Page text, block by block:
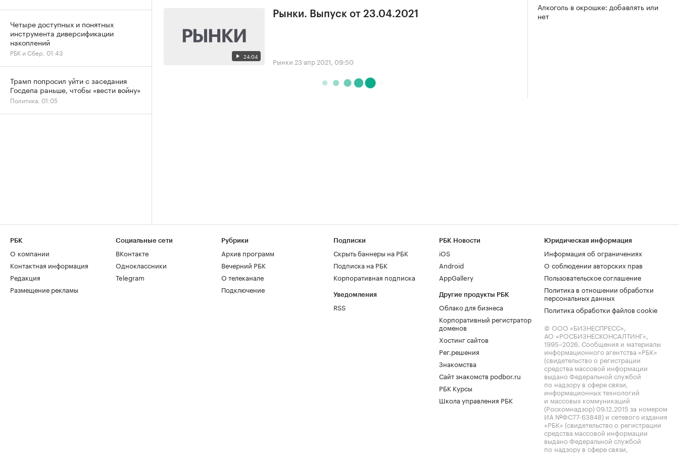
24:04
Рынки. Выпуск от 23.04.2021
Рынки 23 апр 2021, 09:50
Алкоголь в окрошке: добавлять или
нет
Четыре доступных и понятных
инструмента диверсификации
накоплений
РБК и Сбер, 01:43
Трамп попросил уйти с заседания
Госдепа раньше, чтобы «вести войну»
Политика, 01:05
РБК
О компании
Контактная информация
Редакция
Размещение рекламы
Социальные сети
ВКонтакте
Одноклассники
Telegram
Рубрики
Архив программ
Вечерний РБК
О телеканале
Подключение
Подписки
Скрыть баннеры на РБК
Подписка на РБК
Корпоративная подписка
Уведомления
RSS
РБК Новости
iOS
Android
AppGallery
Другие продукты РБК
Облако для бизнеса
Корпоративный регистратор
доменов
Хостинг сайтов
Рег.решения
Знакомства
Сайт знакомств podbor.ru
РБК Курсы
Школа управления РБК
Юридическая информация
Информация об ограничениях
О соблюдении авторских прав
Пользовательское соглашение
Политика в отношении обработки
персональных данных
Политика обработки файлов cookie
© ООО «БИЗНЕСПРЕСС»,
АО «РОСБИЗНЕСКОНСАЛТИНГ»,
1995–2026. Сообщения и материалы
информационного агентства «РБК»
(свидетельство о регистрации
средства массовой информации
выдано Федеральной службой
по надзору в сфере связи,
информационных технологий
и массовых коммуникаций
(Роскомнадзор) 09.12.2015 за номером
ИА №ФС77-63848) и сетевого издания
«РБК» (свидетельство о регистрации
средства массовой информации
выдано Федеральной службой
по надзору в сфере связи,